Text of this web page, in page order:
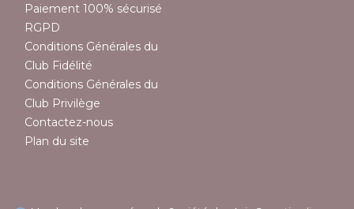
Paiement 100% sécurisé
RGPD
Conditions Générales du
Club Fidélité
Conditions Générales du
Club Privilège
Contactez-nous
Plan du site